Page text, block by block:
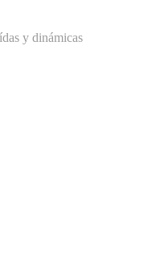
y dinámicas